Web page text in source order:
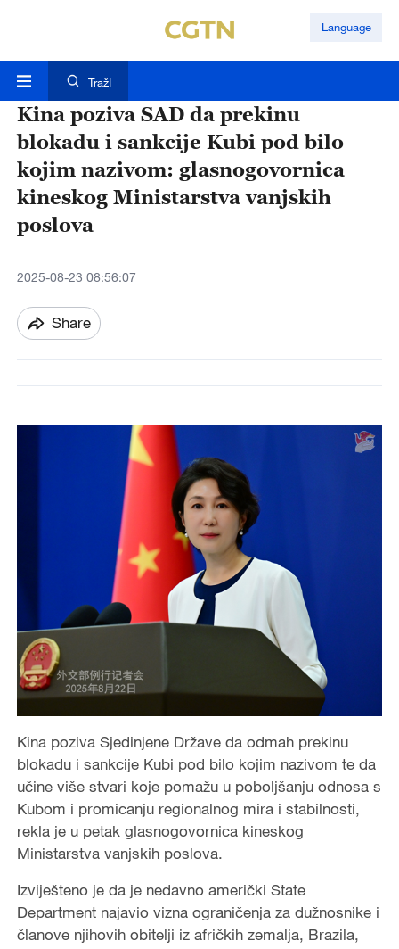
Language
TražI
Kina poziva SAD da prekinu
blokadu i sankcije Kubi pod bilo
kojim nazivom: glasnogovornica
kineskog Ministarstva vanjskih
poslova
2025-08-23 08:56:07
Share
Kina poziva Sjedinjene Države da odmah prekinu
blokadu i sankcije Kubi pod bilo kojim nazivom te da
učine više stvari koje pomažu u poboljšanju odnosa s
Kubom i promicanju regionalnog mira i stabilnosti,
rekla je u petak glasnogovornica kineskog
Ministarstva vanjskih poslova.
Izviješteno je da je nedavno američki State
Department najavio vizna ograničenja za dužnosnike i
članove njihovih obitelji iz afričkih zemalja, Brazila,